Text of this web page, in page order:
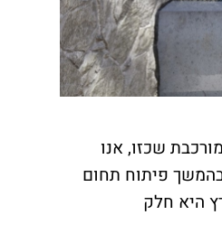
שכזו, אנו
פיתוח תחום
היא חלק